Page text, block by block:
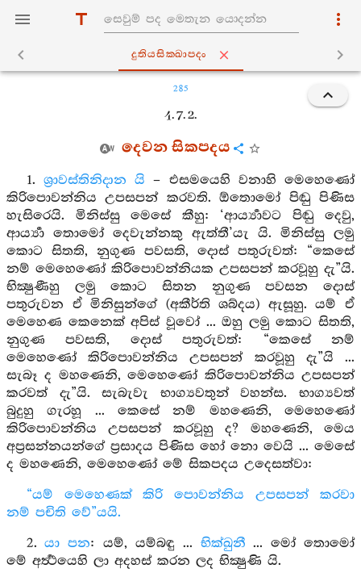
දුතියසික‍්ඛාපදං
285
4. 7. 2.
දෙවන සිකපදය
1. ශ්‍රාවස්තිනිදාන යි – එසමයෙහි වනාහි මෙහෙණෝ
කිරිපොවන්නිය උපසපන් කරවති. ඕතොමෝ පිඬු පිණිස
හැසිරෙයි. මිනිස්සු මෙසේ කීහු: ‘ආර්‍ය්‍යාවට පිඬු දෙවු,
ආර්‍ය්‍යා තොමෝ දෙවැන්නකු ඇත්තී’යැ යි. මිනිස්සු ලමු
කොට සිතති, නුගුණ පවසති, දොස් පතුරුවත්: “කෙසේ
නම් මෙහෙණෝ කිරිපොවන්නියක උපසපන් කරවූහු දැ”යි.
භික්‍ෂුණීහු ලමු කොට සිතන නුගුණ පවසන දොස්
පතුරුවන ඒ මිනිසුන්ගේ (අකීර්ති ශබ්දය) ඇසූහු. යම් ඒ
මෙහෙණ කෙනෙක් අපිස් වූවෝ ... ඔහු ලමු කොට සිතති,
නුගුණ පවසති, දොස් පතුරුවත්: “කෙසේ නම්
මෙහෙණෝ කිරිපොවන්නිය උපසපන් කරවූහු දැ”යි ...
සැබෑ ද මහණෙනි, මෙහෙණෝ කිරිපොවන්නිය උපසපන්
කරවත් දැ”යි. සැබැවැ භාග්‍යවතුන් වහන්ස. භාග්‍යවත්
බුදුහු ගැරහූ ... කෙසේ නම් මහණෙනි, මෙහෙණෝ
කිරිපොවන්නිය උපසපන් කරවූහු ද? මහණෙනි, මෙය
අප්‍රසන්නයන්ගේ ප්‍රසාදය පිණිස හෝ නො වෙයි ... මෙසේ
ද මහණෙනි, මෙහෙණෝ මේ සිකපදය උදෙසත්වා:
“යම් මෙහෙණක් කිරි පොවන්නිය උපසපන් කරවා
නම් පචිති වේ”යයි.
2.යා පන: යම්, යම්බඳු ... භික්ඛුනී ... මෝ තොමෝ
මේ අර්‍ත්‍ථයෙහි ලා අදහස් කරන ලද භික්‍ෂුණි යි.